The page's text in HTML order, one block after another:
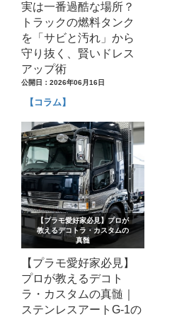
実は一番過酷な場所？
トラックの燃料タンク
を「サビと汚れ」から
守り抜く、賢いドレス
アップ術
公開日：2026年06月16日
【コラム】
【プラモ愛好家必見】プロが
教えるデコトラ・カスタムの
真髄
【プラモ愛好家必見】
プロが教えるデコト
ラ・カスタムの真髄｜
ステンレスアートG-1の